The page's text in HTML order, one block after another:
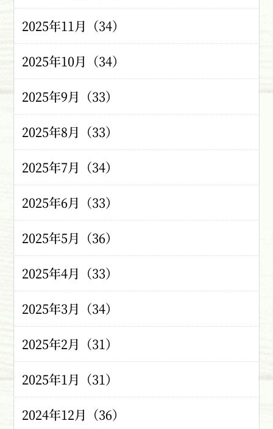
2025年11月（34）
2025年10月（34）
2025年9月（33）
2025年8月（33）
2025年7月（34）
2025年6月（33）
2025年5月（36）
2025年4月（33）
2025年3月（34）
2025年2月（31）
2025年1月（31）
2024年12月（36）